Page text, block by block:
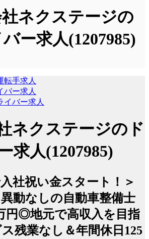
ネクステージの
バー求人(1207985)
転手求人
バー求人
イバー求人
ネクステージのド
求人(1207985)
社祝い金スタート！＞
動なしの自動車整備士
円◎地元で高収入を目指
残業なし＆年間休日125